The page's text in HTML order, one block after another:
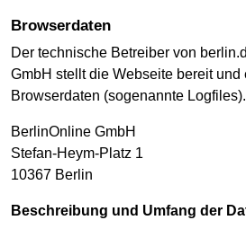
Browserdaten
Der technische Betreiber von
GmbH stellt die Webseite bereit und
Browserdaten (sogenannte Logfiles).
BerlinOnline GmbH
Stefan-Heym-Platz 1
10367 Berlin
Beschreibung und Umfang der